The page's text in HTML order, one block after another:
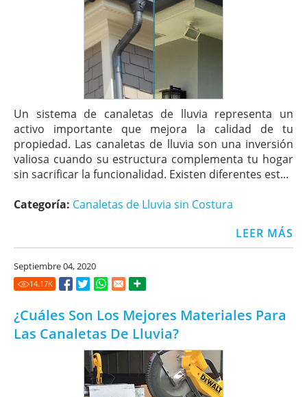
Un sistema de canaletas de lluvia representa un
activo importante que mejora la calidad de tu
propiedad. Las canaletas de lluvia son una inversión
valiosa cuando su estructura complementa tu hogar
sin sacrificar la funcionalidad. Existen diferentes est...
Categoría: Canaletas de Lluvia sin Costura
LEER MÁS
Septiembre 04, 2020
14.17K
¿Cuáles Son Los Mejores Materiales Para
Las Canaletas De Lluvia?